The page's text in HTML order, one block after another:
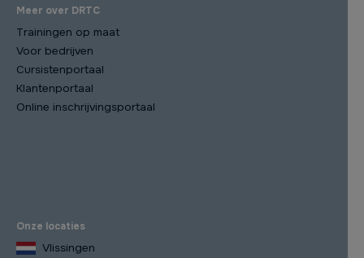
Meer over DRTC
Trainingen op maat
Voor bedrijven
Cursistenportaal
Klantenportaal
Online inschrijvingsportaal
Onze locaties
Vlissingen